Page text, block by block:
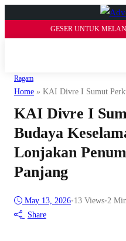
GESER UNTUK
Ragam
Home » KAI Divre I Sumut
KAI Divre I
Budaya
Lonjakan
Panjang
May 13, 2026•13 Views•2
Share